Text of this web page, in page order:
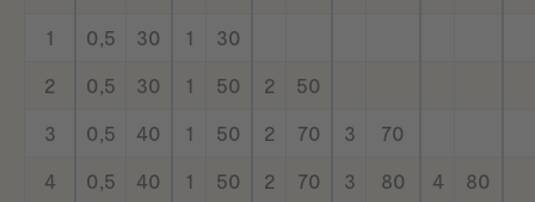
1
0,5 30 1
30
2
0,5 30 1 50 2
50
3
0,5 40 1 50 2 70 3
70
4
0,5 40 1 50 2 70 3 80 4
80